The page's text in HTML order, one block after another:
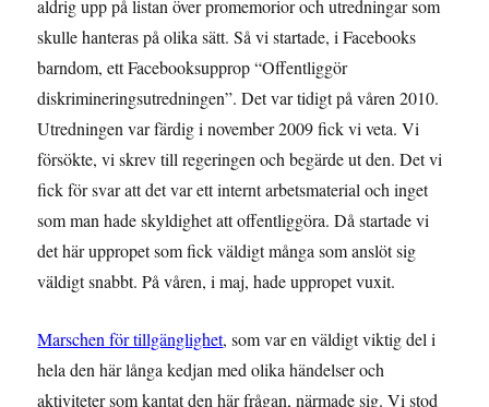
aldrig upp på listan över promemorior och utredningar som
skulle hanteras på olika sätt. Så vi startade, i Facebooks
barndom, ett Facebooksupprop “Offentliggör
diskrimineringsutredningen”. Det var tidigt på våren 2010.
Utredningen var färdig i november 2009 fick vi veta. Vi
försökte, vi skrev till regeringen och begärde ut den. Det vi
fick för svar att det var ett internt arbetsmaterial och inget
som man hade skyldighet att offentliggöra. Då startade vi
det här uppropet som fick väldigt många som anslöt sig
väldigt snabbt. På våren, i maj, hade uppropet vuxit.
Marschen för tillgänglighet, som var en väldigt viktig del i
hela den här långa kedjan med olika händelser och
aktiviteter som kantat den här frågan, närmade sig. Vi stod